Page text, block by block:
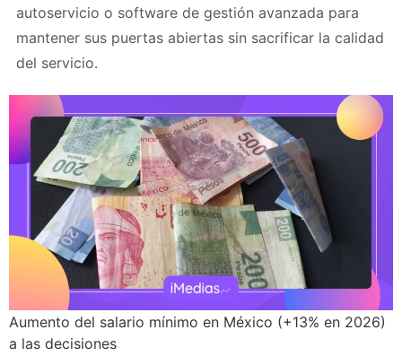
autoservicio o software de gestión avanzada para
mantener sus puertas abiertas sin sacrificar la calidad
del servicio.
Aumento del salario mínimo en México (+13% en 2026)
a las decisiones